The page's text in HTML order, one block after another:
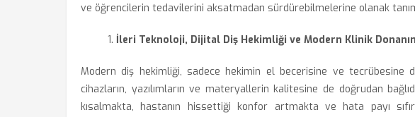
ve öğrencilerin tedavilerini aksatmadan sürdürebilmelerine olanak
İleri Teknoloji, Dijital Diş Hekimliği ve Modern Klinik
Modern diş hekimliği, sadece hekimin el becerisine ve tecrübesine
cihazların, yazılımların ve materyallerin kalitesine de doğrudan
kısalmakta, hastanın hissettiği konfor artmakta ve hata payı